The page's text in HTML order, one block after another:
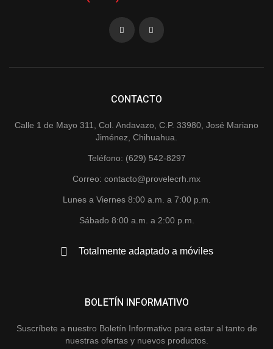
CONTACTO
Calle 1 de Mayo 311, Col. Andavazo, C.P. 33980, José Mariano
Jiménez, Chihuahua.
Teléfono: (629) 542-8297
Correo: contacto@provelecrh.mx
Lunes a Viernes 8:00 a.m. a 7:00 p.m.
Sábado 8:00 a.m. a 2:00 p.m.
Totalmente adaptado a móviles
BOLETÍN INFORMATIVO
Suscríbete a nuestro Boletín Informativo para estar al tanto de
nuestras ofertas y nuevos productos.